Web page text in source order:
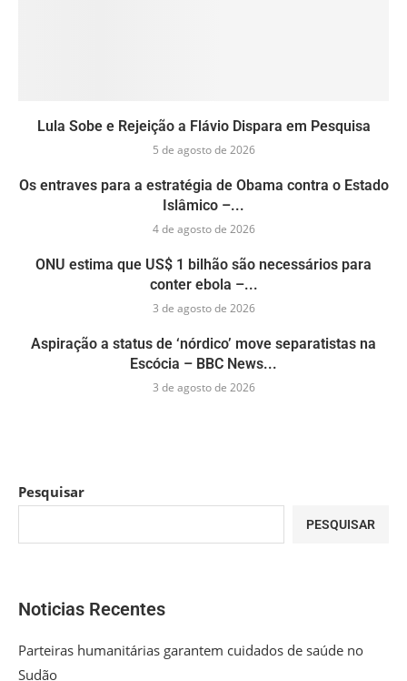
Lula Sobe e Rejeição a Flávio Dispara em Pesquisa
5 de agosto de 2026
Os entraves para a estratégia de Obama contra o Estado
Islâmico –...
4 de agosto de 2026
ONU estima que US$ 1 bilhão são necessários para
conter ebola –...
3 de agosto de 2026
Aspiração a status de ‘nórdico’ move separatistas na
Escócia – BBC News...
3 de agosto de 2026
Pesquisar
PESQUISAR
Noticias Recentes
Parteiras humanitárias garantem cuidados de saúde no
Sudão